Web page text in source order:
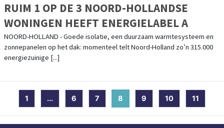
RUIM 1 OP DE 3 NOORD-HOLLANDSE
WONINGEN HEEFT ENERGIELABEL A
NOORD-HOLLAND - Goede isolatie, een duurzaam warmtesysteem en
zonnepanelen op het dak: momenteel telt Noord-Holland zo’n 315.000
energiezuinige [...]
1 ... 6 7 8 (current)
9 10 11